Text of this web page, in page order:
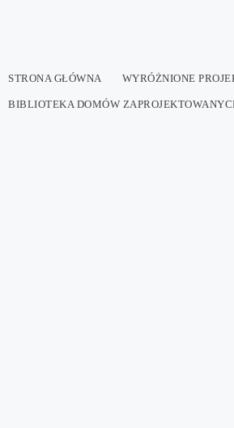
STRONA GŁÓWNA WYRÓŻNIONE
BIBLIOTEKA DOMÓW